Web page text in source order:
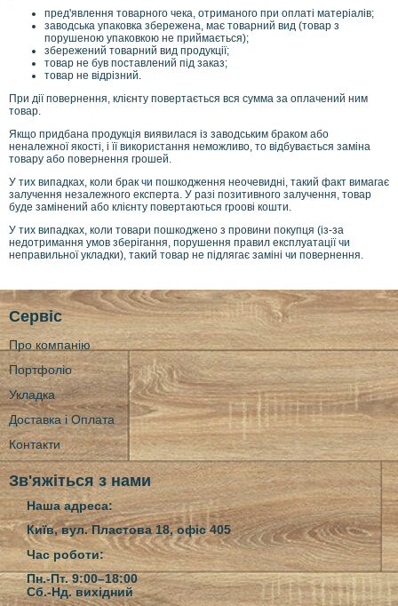
пред'явлення товарного чека, отриманого при оплаті матеріалів;
заводська упаковка збережена, має товарний вид (товар з
порушеною упаковкою не приймається);
збережений товарний вид продукції;
товар не був поставлений під заказ;
товар не відрізний.
При дії повернення, клієнту повертається вся сумма за оплачений ним
товар.
Якщо придбана продукція виявилася із заводським браком або
неналежної якості, і її використання неможливо, то відбувається заміна
товару або повернення грошей.
У тих випадках, коли брак чи пошкодження неочевидні, такий факт вимагає
залучення незалежного експерта. У разі позитивного залучення, товар
буде замінений або клієнту повертаються гроові кошти.
У тих випадках, коли товари пошкоджено з провини покупця (із-за
недотримання умов зберігання, порушення правил експлуатації чи
неправильної укладки), такий товар не підлягає заміні чи повернення.
Сервіс
Про компанію
Портфоліо
Укладка
Доставка і Оплата
Контакти
Зв'яжіться з нами
Наша адреса:
Київ, вул. Пластова 18, офіс 405
Час роботи:
Пн.-Пт. 9:00–18:00
Сб.-Нд.вихідний